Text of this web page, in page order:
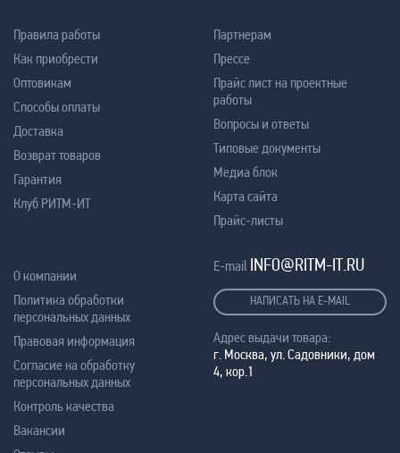
Правила работы
Как приобрести
Оптовикам
Способы оплаты
Доставка
Возврат товаров
Гарантия
Клуб РИТМ-ИТ
Партнерам
Прессе
Прайс лист на проектные
работы
Вопросы и ответы
Типовые документы
Медиа блок
Карта сайта
Прайс-листы
О компании
Политика обработки
персональных данных
Правовая информация
Согласие на обработку
персональных данных
Контроль качества
Вакансии
E-mail INFO@RITM-IT.RU
НАПИСАТЬ НА E-MAIL
Адрес выдачи товара:
г. Москва, ул. Садовники, дом
4, кор.1